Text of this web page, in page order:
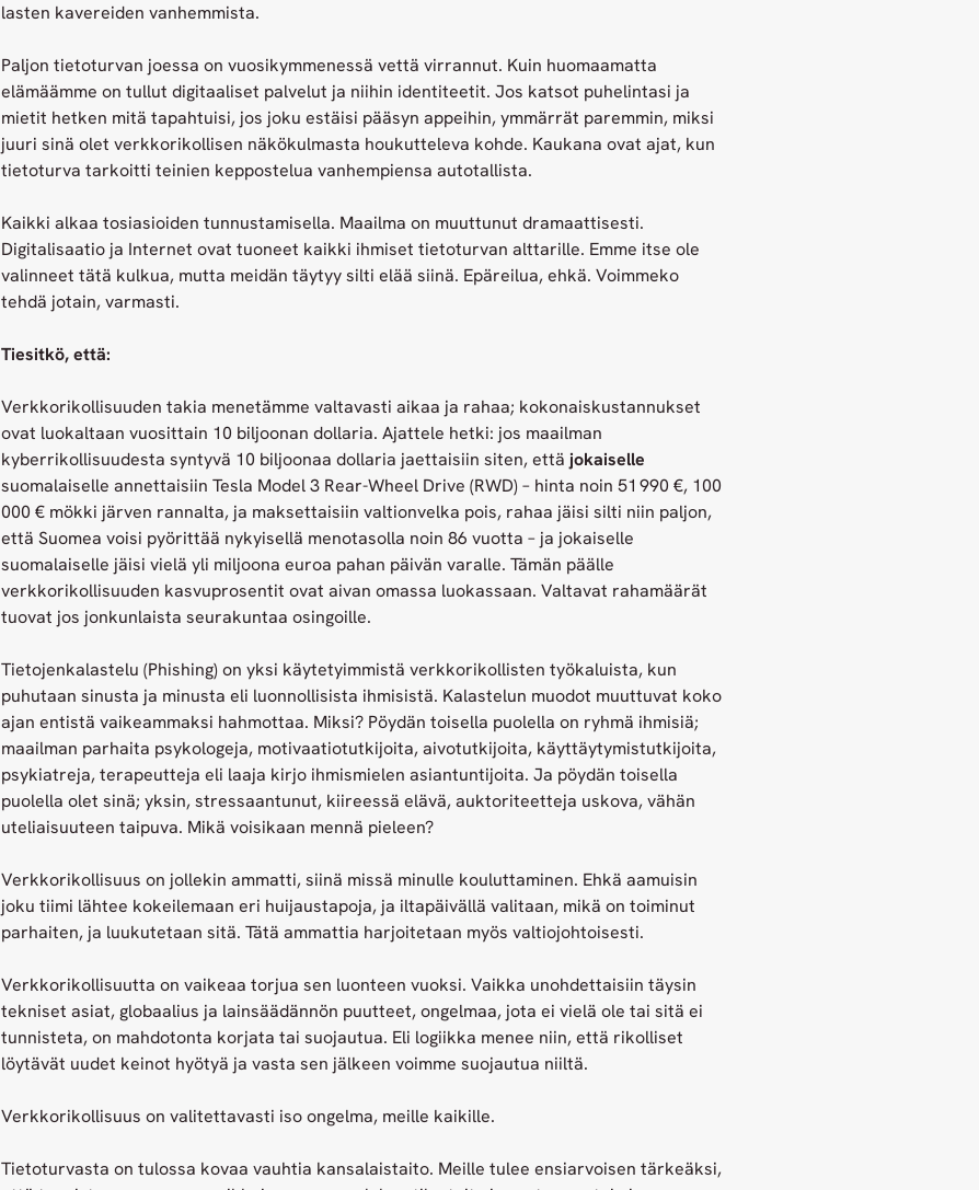
lasten kavereiden vanhemmista.
Paljon tietoturvan joessa on vuosikymmenessä vettä virrannut. Kuin huomaamatta
elämäämme on tullut digitaaliset palvelut ja niihin identiteetit. Jos katsot puhelintasi ja
mietit hetken mitä tapahtuisi, jos joku estäisi pääsyn appeihin, ymmärrät paremmin, miksi
juuri sinä olet verkkorikollisen näkökulmasta houkutteleva kohde. Kaukana ovat ajat, kun
tietoturva tarkoitti teinien keppostelua vanhempiensa autotallista.
Kaikki alkaa tosiasioiden tunnustamisella. Maailma on muuttunut dramaattisesti.
Digitalisaatio ja Internet ovat tuoneet kaikki ihmiset tietoturvan alttarille. Emme itse ole
valinneet tätä kulkua, mutta meidän täytyy silti elää siinä. Epäreilua, ehkä. Voimmeko
tehdä jotain, varmasti.
Tiesitkö, että:
Verkkorikollisuuden takia menetämme valtavasti aikaa ja rahaa; kokonaiskustannukset
ovat luokaltaan vuosittain 10 biljoonan dollaria. Ajattele hetki: jos maailman
kyberrikollisuudesta syntyvä 10 biljoonaa dollaria jaettaisiin siten, että jokaiselle
suomalaiselle annettaisiin Tesla Model 3 Rear-Wheel Drive (RWD) – hinta noin 51 990 €, 100
000 € mökki järven rannalta, ja maksettaisiin valtionvelka pois, rahaa jäisi silti niin paljon,
että Suomea voisi pyörittää nykyisellä menotasolla noin 86 vuotta – ja jokaiselle
suomalaiselle jäisi vielä yli miljoona euroa pahan päivän varalle. Tämän päälle
verkkorikollisuuden kasvuprosentit ovat aivan omassa luokassaan. Valtavat rahamäärät
tuovat jos jonkunlaista seurakuntaa osingoille.
Tietojenkalastelu (Phishing) on yksi käytetyimmistä verkkorikollisten työkaluista, kun
puhutaan sinusta ja minusta eli luonnollisista ihmisistä. Kalastelun muodot muuttuvat koko
ajan entistä vaikeammaksi hahmottaa. Miksi? Pöydän toisella puolella on ryhmä ihmisiä;
maailman parhaita psykologeja, motivaatiotutkijoita, aivotutkijoita, käyttäytymistutkijoita,
psykiatreja, terapeutteja eli laaja kirjo ihmismielen asiantuntijoita. Ja pöydän toisella
puolella olet sinä; yksin, stressaantunut, kiireessä elävä, auktoriteetteja uskova, vähän
uteliaisuuteen taipuva. Mikä voisikaan mennä pieleen?
Verkkorikollisuus on jollekin ammatti, siinä missä minulle kouluttaminen. Ehkä aamuisin
joku tiimi lähtee kokeilemaan eri huijaustapoja, ja iltapäivällä valitaan, mikä on toiminut
parhaiten, ja luukutetaan sitä. Tätä ammattia harjoitetaan myös valtiojohtoisesti.
Verkkorikollisuutta on vaikeaa torjua sen luonteen vuoksi. Vaikka unohdettaisiin täysin
tekniset asiat, globaalius ja lainsäädännön puutteet, ongelmaa, jota ei vielä ole tai sitä ei
tunnisteta, on mahdotonta korjata tai suojautua. Eli logiikka menee niin, että rikolliset
löytävät uudet keinot hyötyä ja vasta sen jälkeen voimme suojautua niiltä.
Verkkorikollisuus on valitettavasti iso ongelma, meille kaikille.
Tietoturvasta on tulossa kovaa vauhtia kansalaistaito. Meille tulee ensiarvoisen tärkeäksi,